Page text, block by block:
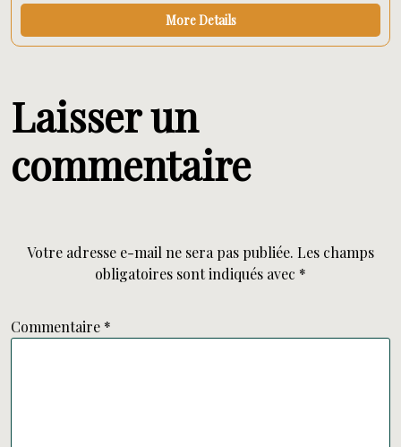
More Details
Laisser un
commentaire
Votre adresse e-mail ne sera pas publiée. Les champs
obligatoires sont indiqués avec *
Commentaire *